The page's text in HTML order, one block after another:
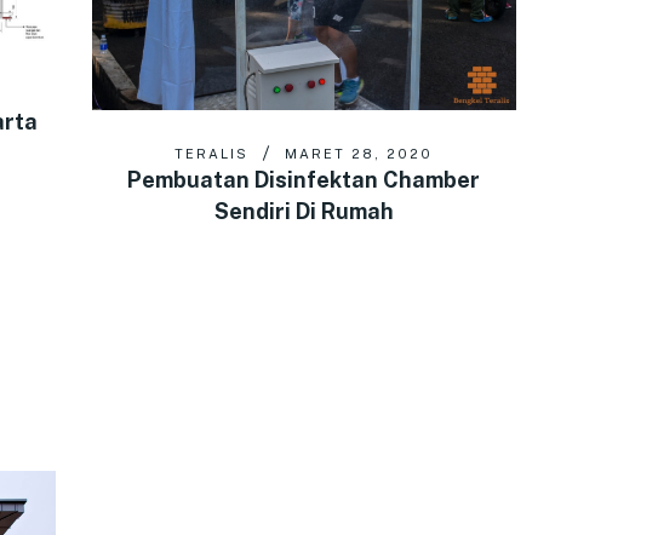
TERALIS MARET 28, 2020
Pembuatan Disinfektan Chamber
Sendiri Di Rumah